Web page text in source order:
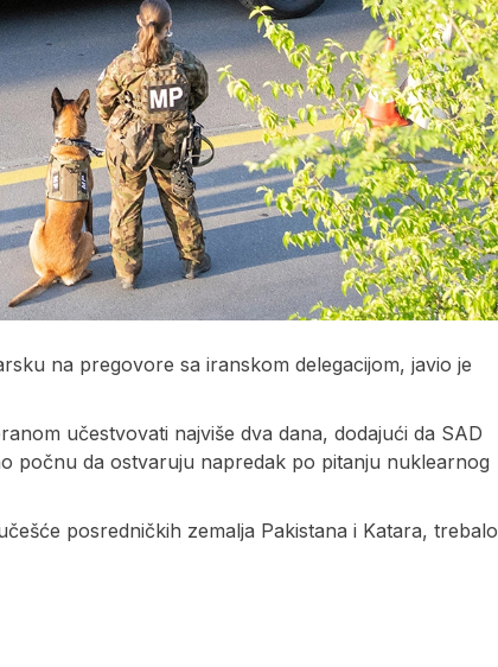
na pregovore sa iranskom delegacijom, javio je
učestvovati najviše dva dana, dodajući da SAD
počnu da ostvaruju napredak po pitanju nuklearnog
posredničkih zemalja Pakistana i Katara, trebalo